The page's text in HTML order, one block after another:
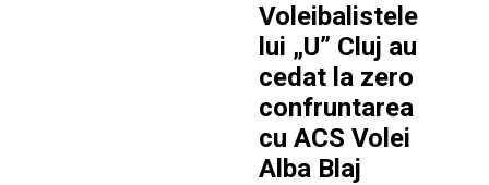
Voleibalistele
lui „U” Cluj au
cedat la zero
confruntarea
cu ACS Volei
Alba Blaj